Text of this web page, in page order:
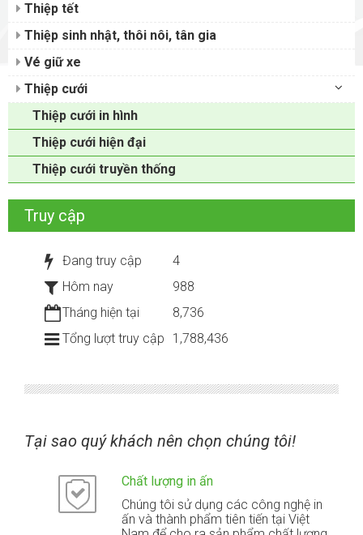
Thiệp tết
Thiệp sinh nhật, thôi nôi, tân gia
Vé giữ xe
Thiệp cưới
Thiệp cưới in hình
Thiệp cưới hiện đại
Thiệp cưới truyền thống
Truy cập
Đang truy cập
4
Hôm nay
988
Tháng hiện tại
8,736
Tổng lượt truy cập
1,788,436
Tại sao quý khách nên chọn chúng tôi!
Chất lượng in ấn
Chúng tôi sử dụng các công nghệ in
ấn và thành phẩm tiên tiến tại Việt